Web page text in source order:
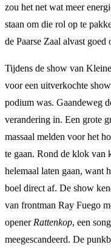
zou het net wat meer
staan om die rol op te
de Paarse Zaal alvast goed
Tijdens de show van
voor een uitverkochte
podium was. Gaandeweg
verandering in. Een grote
massaal melden voor het
te gaan. Rond de klok van
helemaal laten gaan, want
boel direct af. De show
van frontman Ray Fuego
opener Rattenkop, een
meegescandeerd. De